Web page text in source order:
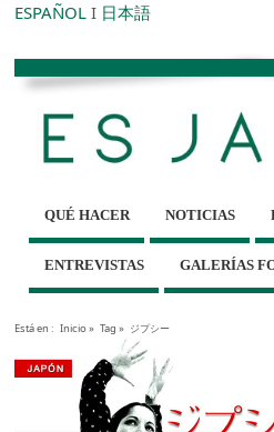
ESPAÑOL I 日本語
QUÉ HACER NOTICIAS
ENTREVISTAS GALERÍAS
Está en : Inicio» Tag » ジプシー